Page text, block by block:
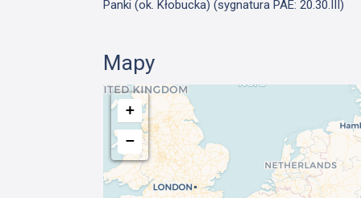
Panki (ok. Kłobucka) (sygnatura PAE: 20.30.III)
Mapy
+
−